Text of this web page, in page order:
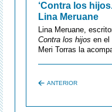
‘Contra los
Lina Meruane
Lina Meruane,
Contra los hijos en el
Meri Torras la
ANTERIOR